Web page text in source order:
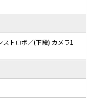
トロボ／(下段) カメラ1